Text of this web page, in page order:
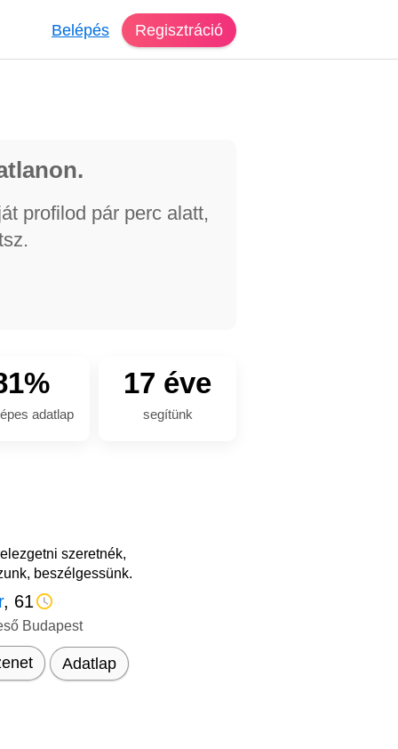
Belépés Regisztráció
profilod pár perc alatt,
adatlap
17 éve
segítünk
szeretnék,
beszélgessünk.
, 61
Budapest
Adatlap